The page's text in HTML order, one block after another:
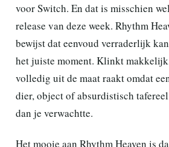
voor Switch. En dat is misschien
release van deze week. Rhythm
bewijst dat eenvoud verraderlijk
het juiste moment. Klinkt
volledig uit de maat raakt omdat
dier, object of absurdistisch
dan je verwachtte.
Het mooie aan Rhythm Heaven is